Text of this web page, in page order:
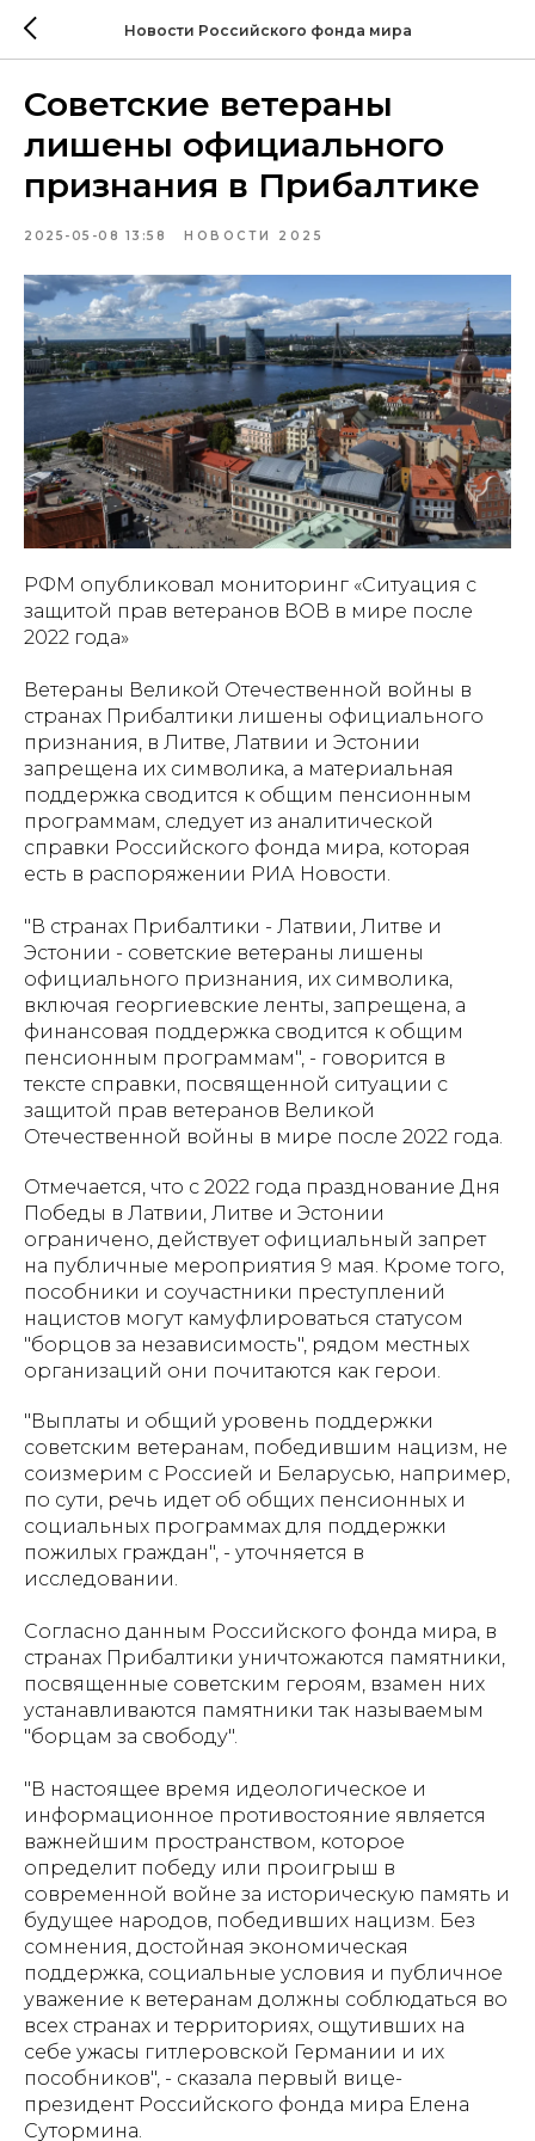
Новости Российского фонда мира
Советские ветераны
лишены официального
признания в Прибалтике
2025-05-08 13:58 НОВОСТИ 2025
РФМ опубликовал мониторинг «Ситуация с
защитой прав ветеранов ВОВ в мире после
2022 года»
Ветераны Великой Отечественной войны в
странах Прибалтики лишены официального
признания, в Литве, Латвии и Эстонии
запрещена их символика, а материальная
поддержка сводится к общим пенсионным
программам, следует из аналитической
справки Российского фонда мира, которая
есть в распоряжении РИА Новости.
"В странах Прибалтики - Латвии, Литве и
Эстонии - советские ветераны лишены
официального признания, их символика,
включая георгиевские ленты, запрещена, а
финансовая поддержка сводится к общим
пенсионным программам", - говорится в
тексте справки, посвященной ситуации с
защитой прав ветеранов Великой
Отечественной войны в мире после 2022 года.
Отмечается, что с 2022 года празднование Дня
Победы в Латвии, Литве и Эстонии
ограничено, действует официальный запрет
на публичные мероприятия 9 мая. Кроме того,
пособники и соучастники преступлений
нацистов могут камуфлироваться статусом
"борцов за независимость", рядом местных
организаций они почитаются как герои.
"Выплаты и общий уровень поддержки
советским ветеранам, победившим нацизм, не
соизмерим с Россией и Беларусью, например,
по сути, речь идет об общих пенсионных и
социальных программах для поддержки
пожилых граждан", - уточняется в
исследовании.
Согласно данным Российского фонда мира, в
странах Прибалтики уничтожаются памятники,
посвященные советским героям, взамен них
устанавливаются памятники так называемым
"борцам за свободу".
"В настоящее время идеологическое и
информационное противостояние является
важнейшим пространством, которое
определит победу или проигрыш в
современной войне за историческую память и
будущее народов, победивших нацизм. Без
сомнения, достойная экономическая
поддержка, социальные условия и публичное
уважение к ветеранам должны соблюдаться во
всех странах и территориях, ощутивших на
себе ужасы гитлеровской Германии и их
пособников", - сказала первый вице-
президент Российского фонда мира Елена
Сутормина.